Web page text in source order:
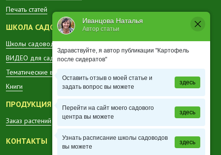
Иванцова Наталья
Автор статьи
Здравствуйте, я автор публикации "Картофель
после сидератов"
Оставить отзыв о моей статье и
задать вопрос вы можете
здесь
Перейти на сайт моего садового
центра вы можете
здесь
Узнать расписание школы садоводов
вы можете
здесь
Печать статей
ШКОЛА САДОВОДА
Школы садоводов в регионах
ВИДЕО для садоводов
Тематические вестники
Книги
ПРОДУКЦИЯ
Заказ растений
КОНТАКТЫ